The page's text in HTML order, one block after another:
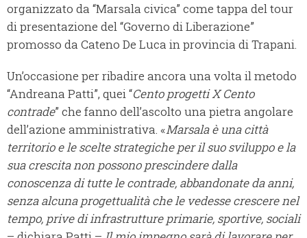
organizzato da “Marsala civica” come tappa del tour
di presentazione del “Governo di Liberazione”
promosso da Cateno De Luca in provincia di Trapani.
Un’occasione per ribadire ancora una volta il metodo
“Andreana Patti”, quei “Cento progetti X Cento
contrade” che fanno dell’ascolto una pietra angolare
dell’azione amministrativa. «Marsala è una città
territorio e le scelte strategiche per il suo sviluppo e la
sua crescita non possono prescindere dalla
conoscenza di tutte le contrade, abbandonate da anni,
senza alcuna progettualità che le vedesse crescere nel
tempo, prive di infrastrutture primarie, sportive, sociali